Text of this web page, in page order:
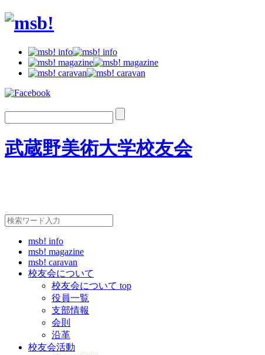
武蔵野美術大学校友会
msb! info
msb! magazine
msb! caravan
校友会について
校友会について top
役員一覧
支部情報
会則
沿革
校友会活動